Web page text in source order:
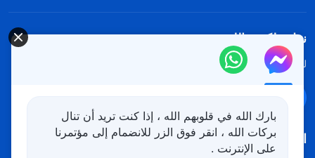
نزل ملكوت الله.
لقد نزلت المملكة بالفعل إلى الأرض! هل تريد دخوله؟
اتبعنا
بارك الله في قلوبهم الله ، إذا كنت تريد أن تنال
بركات الله ، انقر فوق الزر للانضمام إلى مؤتمرنا
على الإنترنت .